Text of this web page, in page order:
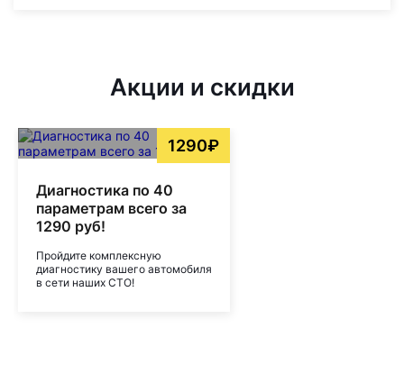
Акции и скидки
1290₽
Диагностика по 40
параметрам всего за
1290 руб!
Пройдите комплексную
диагностику вашего автомобиля
в сети наших СТО!